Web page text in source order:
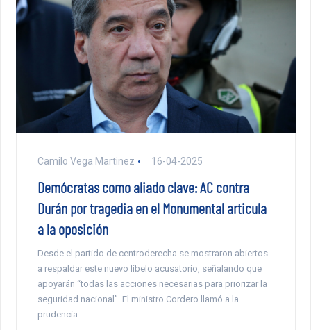
Camilo Vega Martinez 16-04-2025
Demócratas como aliado clave: AC contra
Durán por tragedia en el Monumental articula
a la oposición
Desde el partido de centroderecha se mostraron abiertos
a respaldar este nuevo libelo acusatorio, señalando que
apoyarán “todas las acciones necesarias para priorizar la
seguridad nacional”. El ministro Cordero llamó a la
prudencia.